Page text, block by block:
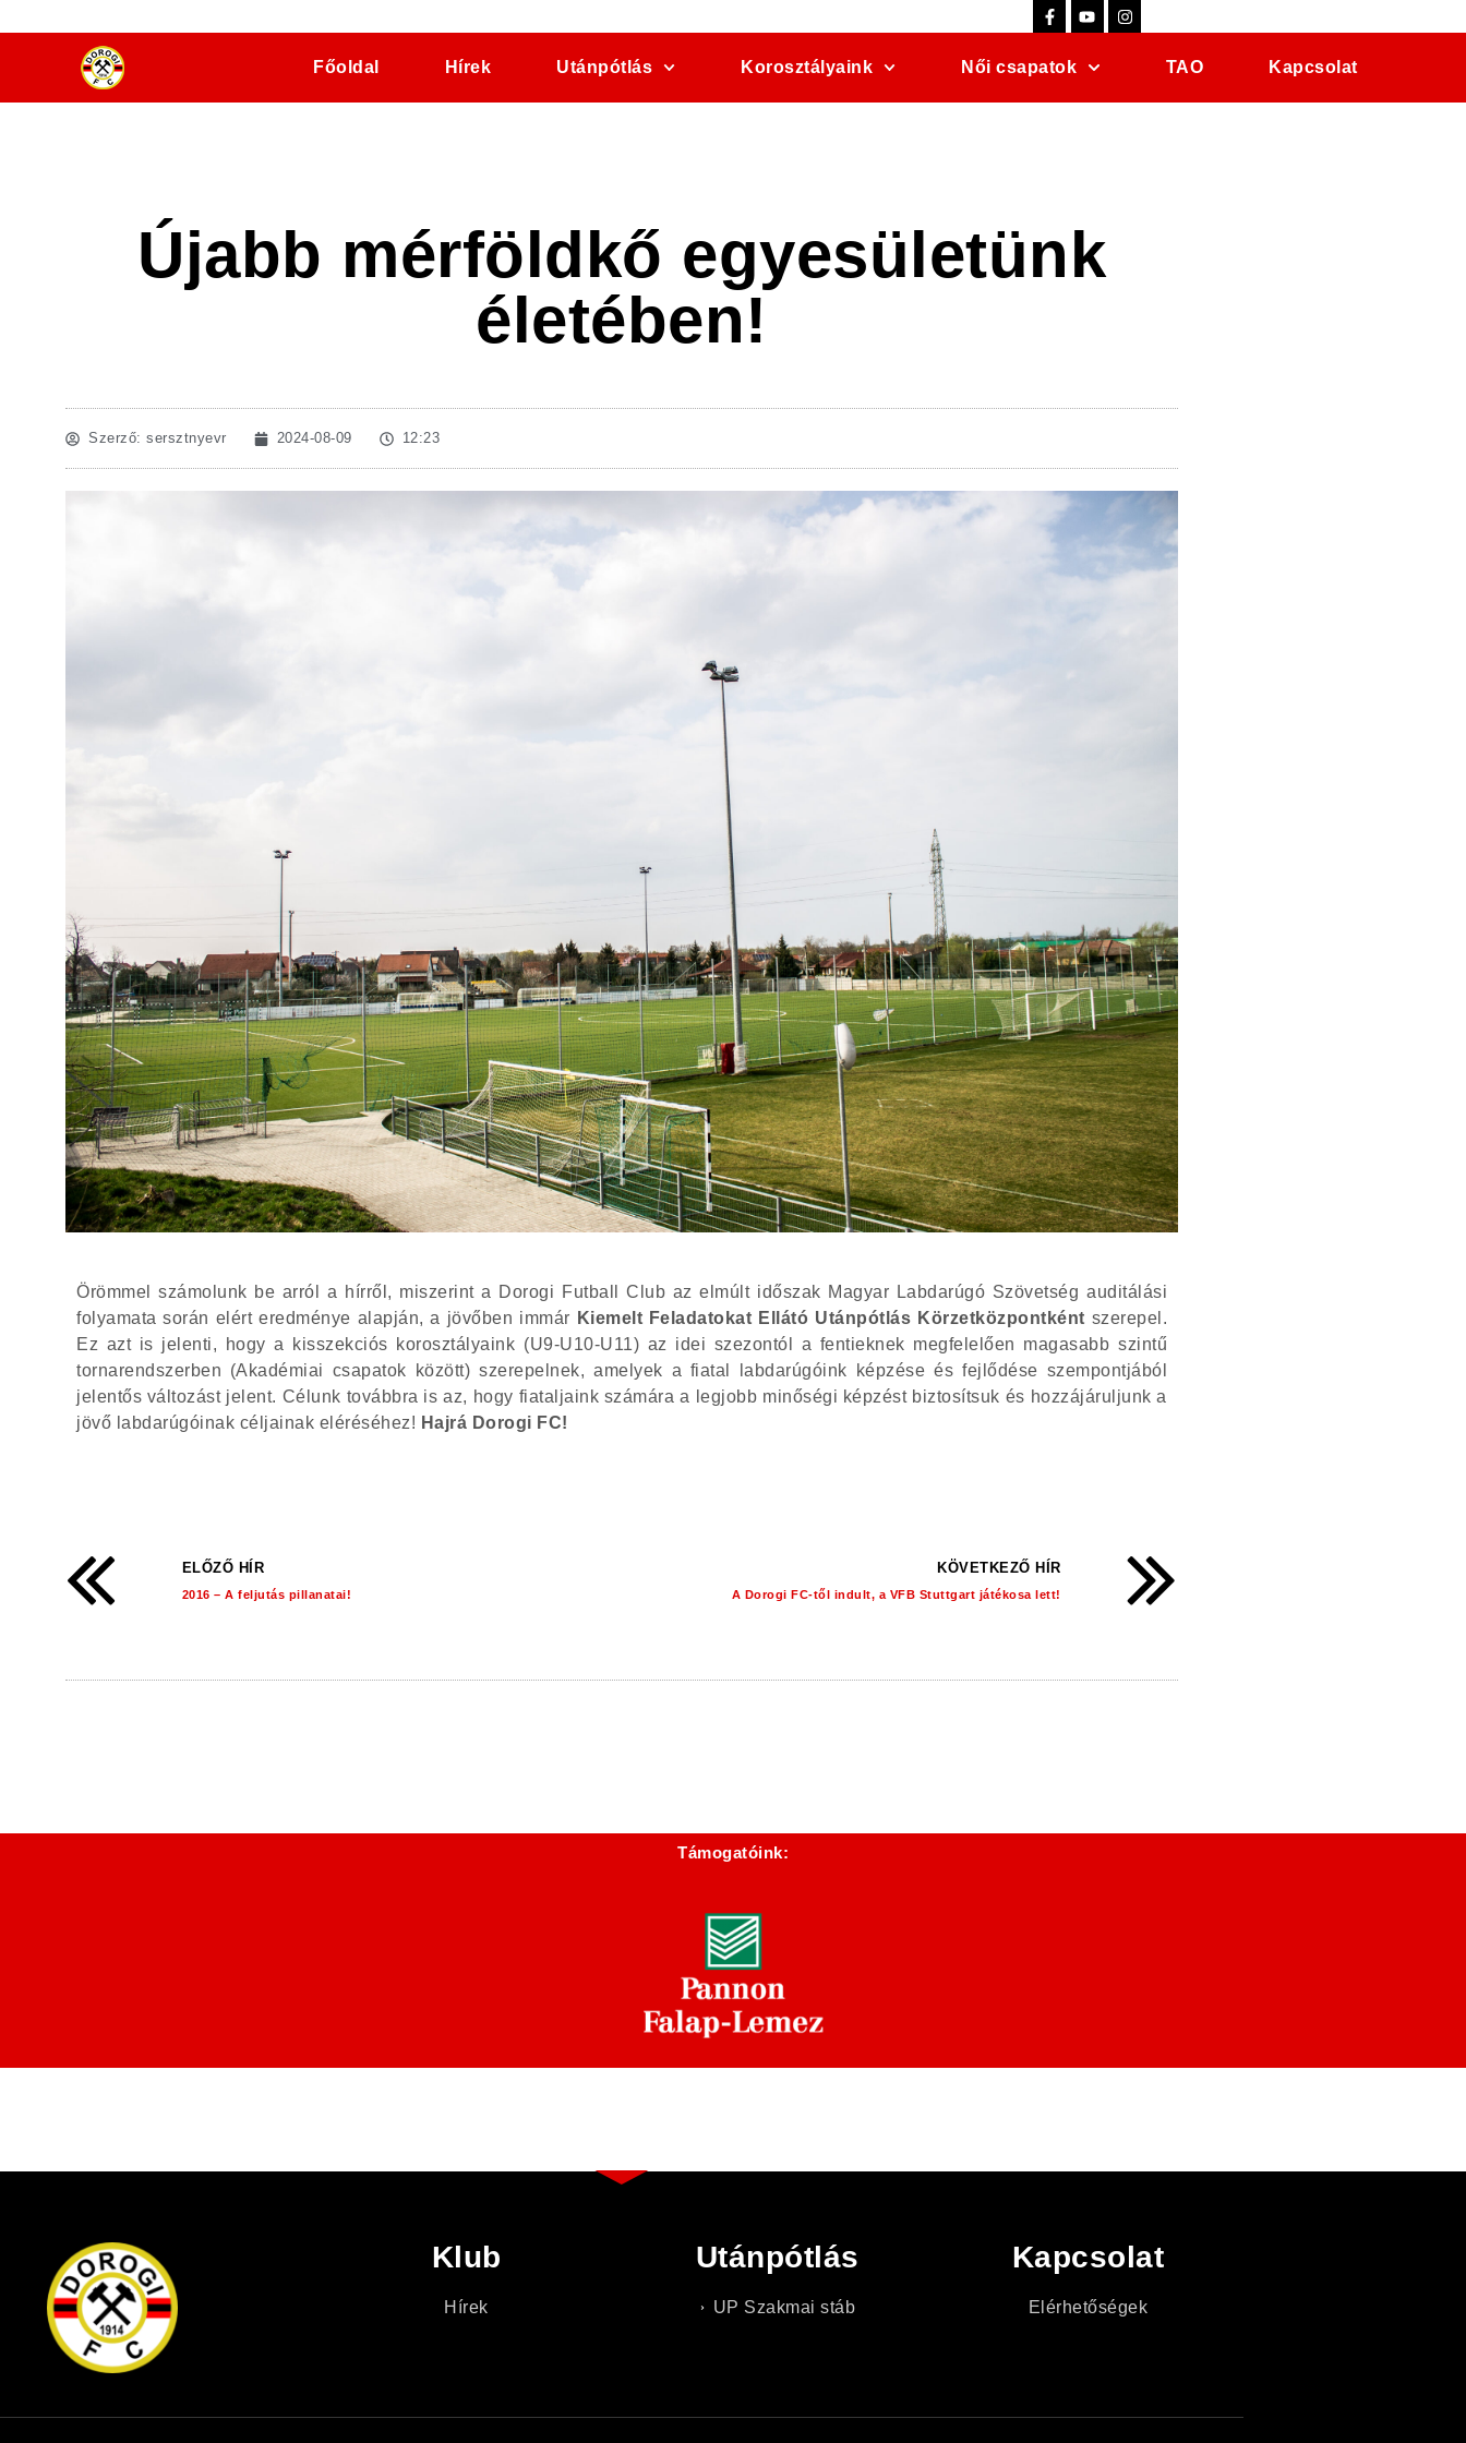
Főoldal Hírek Utánpótlás Korosztályaink Női csapatok TAO Kapcsolat
Újabb mérföldkő egyesületünk
életében!
Szerző: sersztnyevr 2024-08-09 12:23
Örömmel számolunk be arról a hírről, miszerint a Dorogi Futball Club az elmúlt időszak Magyar Labdarúgó Szövetség auditálási
folyamata során elért eredménye alapján, a jövőben immár Kiemelt Feladatokat Ellátó Utánpótlás Körzetközpontként szerepel.
Ez azt is jelenti, hogy a kisszekciós korosztályaink (U9-U10-U11) az idei szezontól a fentieknek megfelelően magasabb szintű
tornarendszerben (Akadémiai csapatok között) szerepelnek, amelyek a fiatal labdarúgóink képzése és fejlődése szempontjából
jelentős változást jelent. Célunk továbbra is az, hogy fiataljaink számára a legjobb minőségi képzést biztosítsuk és hozzájáruljunk a
jövő labdarúgóinak céljainak eléréséhez! Hajrá Dorogi FC!
ELŐZŐ HÍR
2016 – A feljutás pillanatai!
KÖVETKEZŐ HÍR
A Dorogi FC-től indult, a VFB Stuttgart játékosa lett!
Támogatóink:
Klub
Hírek
Utánpótlás
UP Szakmai stáb
Kapcsolat
Elérhetőségek